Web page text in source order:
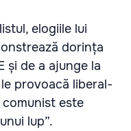
elogiile lui
dorința
și de a ajunge la
provoacă liberal-
este
lup”.